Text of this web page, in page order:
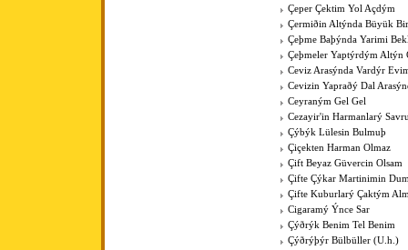
Çeper Çektim Yol Açdým
Çermiðin Altýnda Büyük
Çeþme Baþýnda Yarimi
Çeþmeler Yaptýrdým Altýn
Ceviz Arasýnda Vardýr
Cevizin Yapraðý Dal
Ceyraným Gel Gel
Cezayir'in Harmanlarý
Çýbýk Lülesin Bulmuþ
Çiçekten Harman Olmaz
Çift Beyaz Güvercin Olsam
Çifte Çýkar Martinimin
Çifte Kuburlarý Çaktým
Cigaramý Ýnce Sar
Çýðrýk Benim Tel Benim
Çýðrýþýr Bülbüller (U.h.)